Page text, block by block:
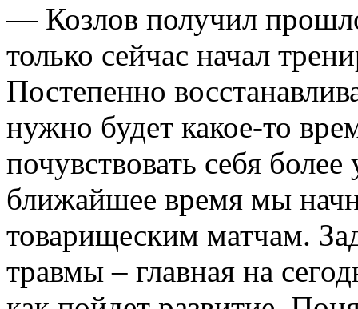
— Козлов получил
только сейчас начал
Постепенно
нужно будет какое-то
почувствовать себя
ближайшее время мы
товарищеским матчам.
травмы – главная на